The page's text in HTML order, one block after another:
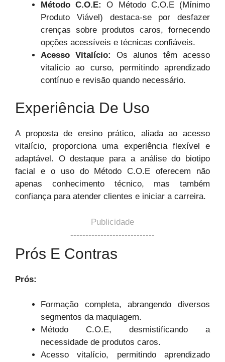
Método C.O.E:
O Método C.O.E (Mínimo
Produto Viável) destaca-se por desfazer
crenças sobre produtos caros, fornecendo
opções acessíveis e técnicas confiáveis.
Acesso Vitalício:
Os alunos têm acesso
vitalício ao curso, permitindo aprendizado
contínuo e revisão quando necessário.
Experiência De Uso
A proposta de ensino prático, aliada ao acesso
vitalício, proporciona uma experiência flexível e
adaptável. O destaque para a análise do biotipo
facial e o uso do Método C.O.E oferecem não
apenas conhecimento técnico, mas também
confiança para atender clientes e iniciar a carreira.
Publicidade
----------------------------
Prós E Contras
Prós:
Formação completa, abrangendo diversos
segmentos da maquiagem.
Método C.O.E, desmistificando a
necessidade de produtos caros.
Acesso vitalício, permitindo aprendizado